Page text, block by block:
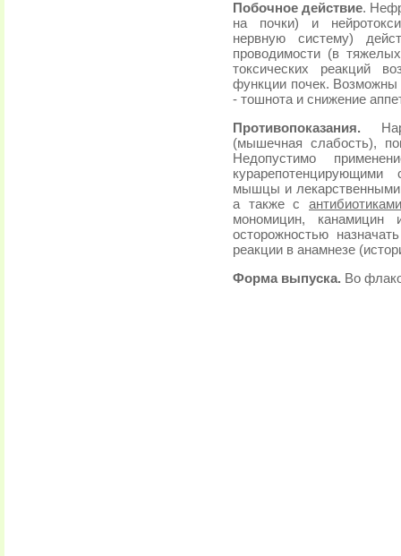
Побочное действие.
на почки) и
нервную систему)
проводимости (в
токсических реакций
функции почек. Возможны
- тошнота и снижение
Противопоказания.
(мышечная слабость),
Недопустимо
мышцы и
а также с антибиотиками
мономицин,
осторожностью
реакции в анамнезе
Форма выпуска. Во